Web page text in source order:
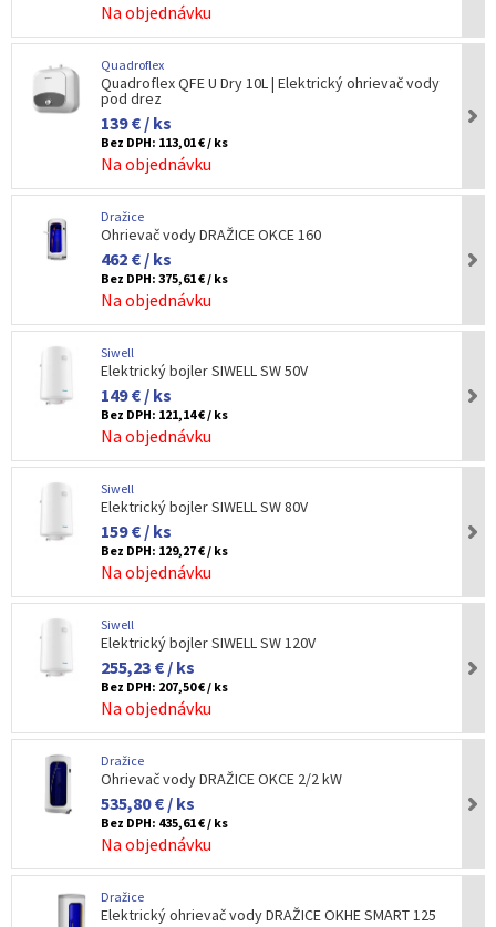
Na objednávku
Quadroflex
Quadroflex QFE U Dry 10L | Elektrický ohrievač vody
pod drez
139 € / ks
Bez DPH: 113,01 € / ks
Na objednávku
Dražice
Ohrievač vody DRAŽICE OKCE 160
462 € / ks
Bez DPH: 375,61 € / ks
Na objednávku
Siwell
Elektrický bojler SIWELL SW 50V
149 € / ks
Bez DPH: 121,14 € / ks
Na objednávku
Siwell
Elektrický bojler SIWELL SW 80V
159 € / ks
Bez DPH: 129,27 € / ks
Na objednávku
Siwell
Elektrický bojler SIWELL SW 120V
255,23 € / ks
Bez DPH: 207,50 € / ks
Na objednávku
Dražice
Ohrievač vody DRAŽICE OKCE 2/2 kW
535,80 € / ks
Bez DPH: 435,61 € / ks
Na objednávku
Dražice
Elektrický ohrievač vody DRAŽICE OKHE SMART 125